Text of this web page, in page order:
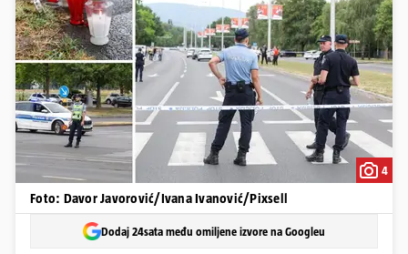
4
Foto: Davor Javorović/Ivana Ivanović/Pixsell
Dodaj 24sata među omiljene izvore na Googleu